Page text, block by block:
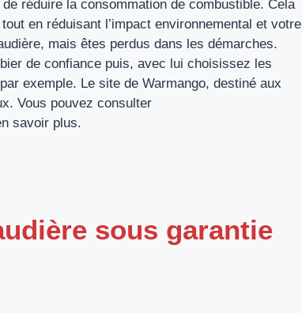
réduire la consommation de combustible. Cela
en réduisant l’impact environnemental et votre
mais êtes perdus dans les démarches.
de confiance puis, avec lui choisissez les
exemple. Le site de Warmango, destiné aux
Vous pouvez consulter
savoir plus.
sous garantie